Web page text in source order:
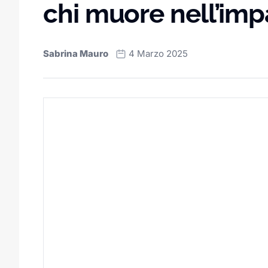
chi muore
Sabrina Mauro 4 Marzo 2025